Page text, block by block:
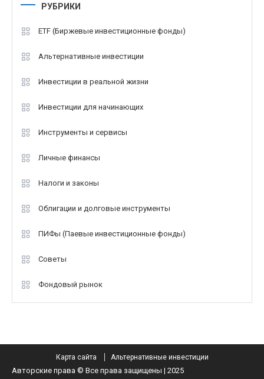
РУБРИКИ
ETF (Биржевые инвестиционные фонды)
Альтернативные инвестиции
Инвестиции в реальной жизни
Инвестиции для начинающих
Инструменты и сервисы
Личные финансы
Налоги и законы
Облигации и долговые инструменты
ПИФы (Паевые инвестиционные фонды)
Советы
Фондовый рынок
Карта сайта Альтернативные инвестиции
Авторские права © Все права защищены | 2025